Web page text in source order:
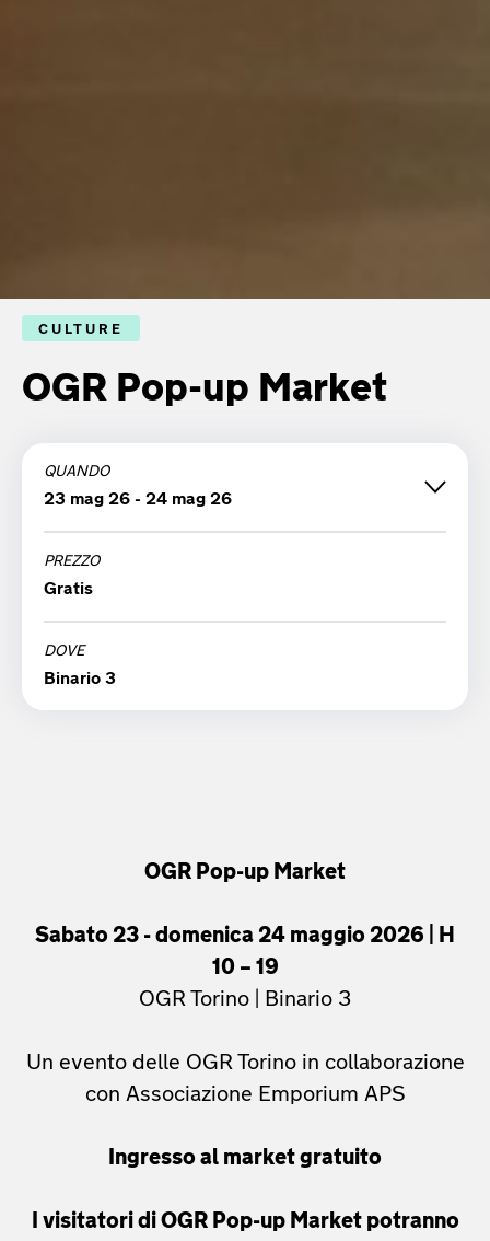
CULTURE
OGR Pop-up Market
QUANDO
23 mag 26 - 24 mag 26
sabato 23 maggio '26
domenica 24 maggio '26
PREZZO
Gratis
DOVE
Binario 3
OGR Pop-up Market
Sabato 23 - domenica 24 maggio 2026 | H
10 – 19
OGR Torino | Binario 3
Un evento delle OGR Torino in collaborazione
con Associazione Emporium APS
Ingresso al market gratuito
I visitatori di OGR Pop-up Market potranno